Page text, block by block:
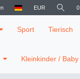
EUR 0
Sport Tierisch
Kleinkinder / Baby